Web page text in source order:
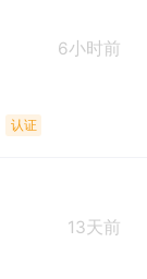
6小时前
认证
13天前